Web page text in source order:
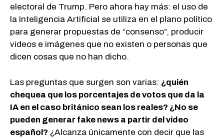
electoral de Trump. Pero ahora hay más: el uso de
la Inteligencia Artificial se utiliza en el plano político
para generar propuestas de “consenso”, producir
videos e imágenes que no existen o personas que
dicen cosas que no han dicho.
Las preguntas que surgen son varias: ¿quién
chequea que los porcentajes de votos que da la
IA en el caso británico sean los reales? ¿No se
pueden generar fake news a partir del video
español? ¿Alcanza únicamente con decir que las